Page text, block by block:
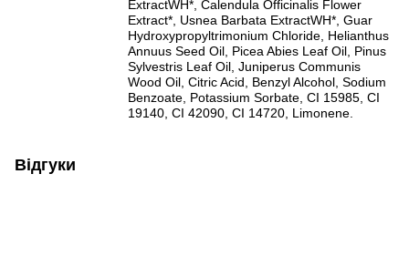
ExtractWH*, Calendula Officinalis Flower
Extract*, Usnea Barbata ExtractWH*, Guar
Hydroxypropyltrimonium Chloride, Helianthus
Annuus Seed Oil, Picea Abies Leaf Oil, Pinus
Sylvestris Leaf Oil, Juniperus Communis
Wood Oil, Citric Acid, Benzyl Alcohol, Sodium
Benzoate, Potassium Sorbate, CI 15985, CI
19140, CI 42090, CI 14720, Limonene.
Відгуки